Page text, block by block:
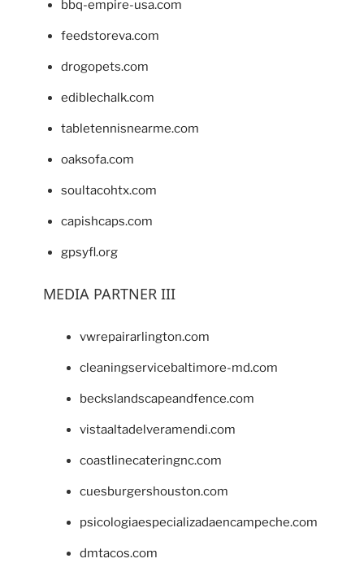
bbq-empire-usa.com
feedstoreva.com
drogopets.com
ediblechalk.com
tabletennisnearme.com
oaksofa.com
soultacohtx.com
capishcaps.com
gpsyfl.org
MEDIA PARTNER III
vwrepairarlington.com
cleaningservicebaltimore-md.com
beckslandscapeandfence.com
vistaaltadelveramendi.com
coastlinecateringnc.com
cuesburgershouston.com
psicologiaespecializadaencampeche.com
dmtacos.com